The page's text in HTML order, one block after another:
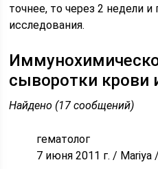
точнее, то через 2 недели
исследования.
сыворотки крови
Найдено (17 сообщений)
гематолог
7 июня 2011 г. /